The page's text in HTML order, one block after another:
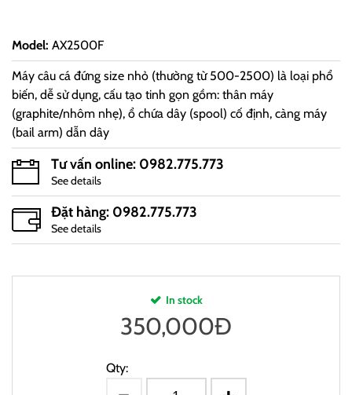
Model: AX2500F
Máy câu cá đứng size nhỏ (thường từ 500-2500) là loại phổ
biến, dễ sử dụng, cấu tạo tinh gọn gồm: thân máy
(graphite/nhôm nhẹ), ổ chứa dây (spool) cố định, càng máy
(bail arm) dẫn dây
Tư vấn online: 0982.775.773
See details
Đặt hàng: 0982.775.773
See details
In stock
350,000Đ
Qty: